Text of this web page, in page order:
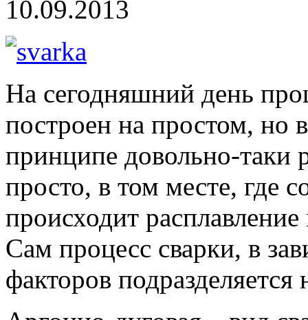
10.09.2013
На сегодняшний день
построен на простом, но
принципе довольно-таки
просто, в том месте, где
происходит расплавление
Сам процесс сварки, в
факторов подразделяется